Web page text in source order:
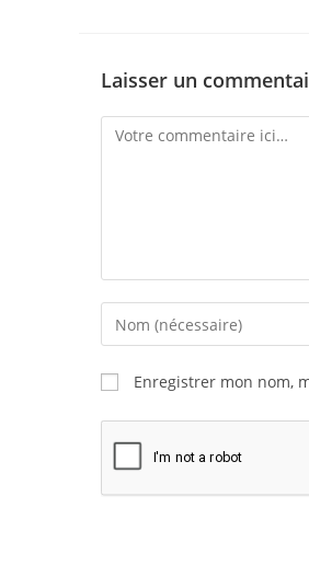
Laisser un
Enregistrer mon nom,